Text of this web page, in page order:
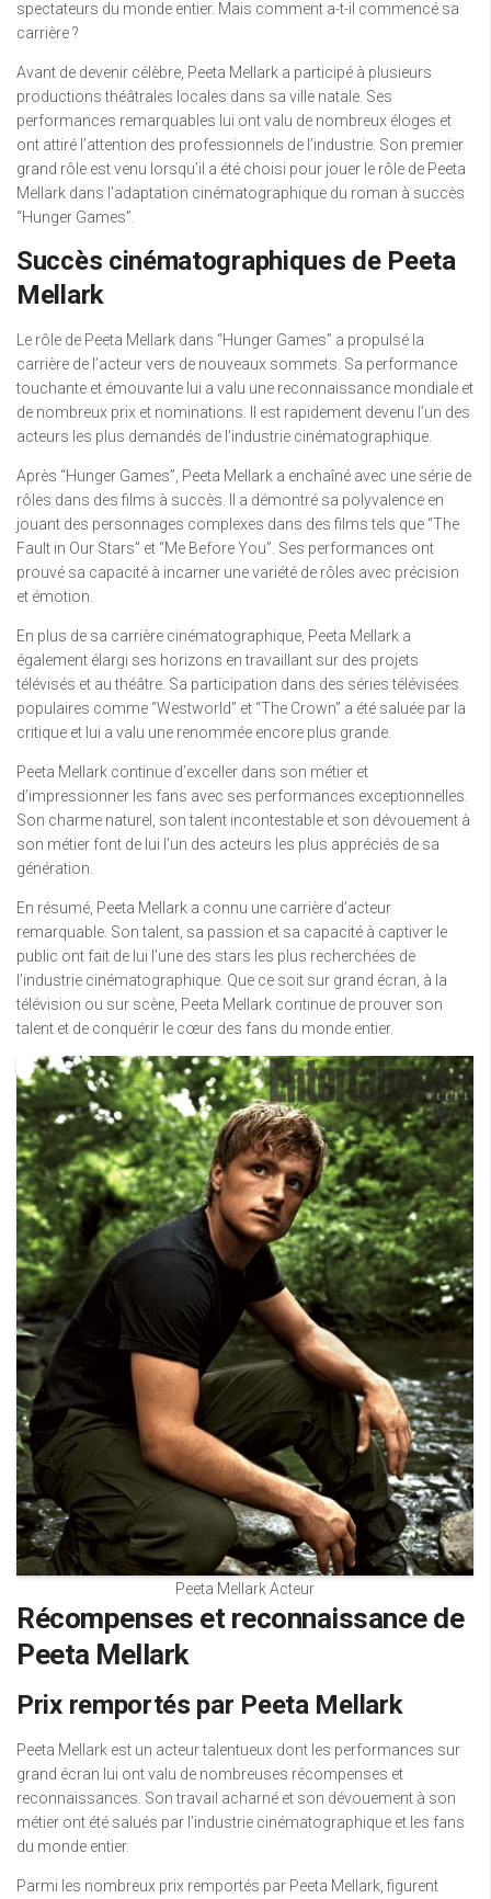
spectateurs du monde entier. Mais comment a-t-il commencé sa
carrière ?
Avant de devenir célèbre, Peeta Mellark a participé à plusieurs
productions théâtrales locales dans sa ville natale. Ses
performances remarquables lui ont valu de nombreux éloges et
ont attiré l’attention des professionnels de l’industrie. Son premier
grand rôle est venu lorsqu’il a été choisi pour jouer le rôle de Peeta
Mellark dans l’adaptation cinématographique du roman à succès
“Hunger Games”.
Succès cinématographiques de Peeta
Mellark
Le rôle de Peeta Mellark dans “Hunger Games” a propulsé la
carrière de l’acteur vers de nouveaux sommets. Sa performance
touchante et émouvante lui a valu une reconnaissance mondiale et
de nombreux prix et nominations. Il est rapidement devenu l’un des
acteurs les plus demandés de l’industrie cinématographique.
Après “Hunger Games”, Peeta Mellark a enchaîné avec une série de
rôles dans des films à succès. Il a démontré sa polyvalence en
jouant des personnages complexes dans des films tels que “The
Fault in Our Stars” et “Me Before You”. Ses performances ont
prouvé sa capacité à incarner une variété de rôles avec précision
et émotion.
En plus de sa carrière cinématographique, Peeta Mellark a
également élargi ses horizons en travaillant sur des projets
télévisés et au théâtre. Sa participation dans des séries télévisées
populaires comme “Westworld” et “The Crown” a été saluée par la
critique et lui a valu une renommée encore plus grande.
Peeta Mellark continue d’exceller dans son métier et
d’impressionner les fans avec ses performances exceptionnelles.
Son charme naturel, son talent incontestable et son dévouement à
son métier font de lui l’un des acteurs les plus appréciés de sa
génération.
En résumé, Peeta Mellark a connu une carrière d’acteur
remarquable. Son talent, sa passion et sa capacité à captiver le
public ont fait de lui l’une des stars les plus recherchées de
l’industrie cinématographique. Que ce soit sur grand écran, à la
télévision ou sur scène, Peeta Mellark continue de prouver son
talent et de conquérir le cœur des fans du monde entier.
Peeta Mellark Acteur
Récompenses et reconnaissance de
Peeta Mellark
Prix remportés par Peeta Mellark
Peeta Mellark est un acteur talentueux dont les performances sur
grand écran lui ont valu de nombreuses récompenses et
reconnaissances. Son travail acharné et son dévouement à son
métier ont été salués par l’industrie cinématographique et les fans
du monde entier.
Parmi les nombreux prix remportés par Peeta Mellark, figurent